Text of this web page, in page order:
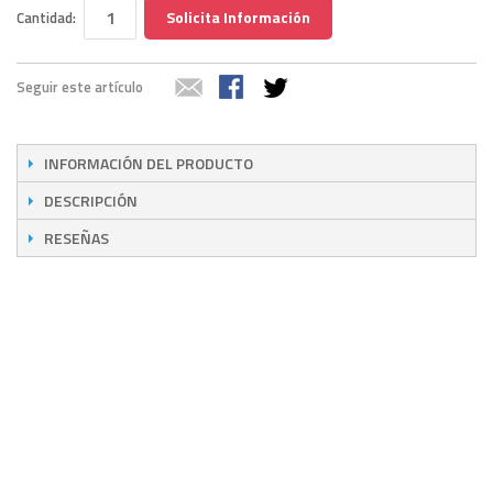
Cantidad: Solicita Información
Seguir este artículo
INFORMACIÓN DEL PRODUCTO
DESCRIPCIÓN
RESEÑAS